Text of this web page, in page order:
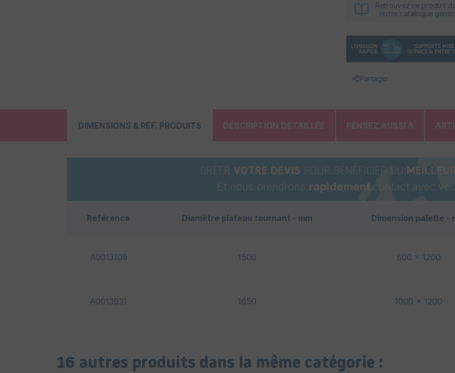
Retrouvez ce produit
notre catalogue
Partager
DIMENSIONS & RÉF. PRODUITS DESCRIPTION DÉTAILLÉE PENSEZ AUSSI À
CRÉER VOTRE DEVIS POUR BÉNÉFICIER DU
Et nous prendrons rapidement contact avec
Référence Diamètre plateau tournant - mm Dimension palette -
A0013109 1500 800 x 1200
A0013931 1650 1000 x 1200
16 autres produits dans la même catégorie :